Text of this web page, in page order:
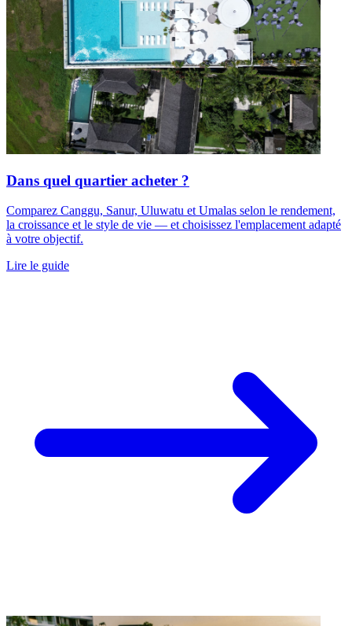
Dans quel quartier acheter ?
Comparez Canggu, Sanur, Uluwatu et Umalas selon le rendement,
la croissance et le style de vie — et choisissez l'emplacement adapté
à votre objectif.
Lire le guide